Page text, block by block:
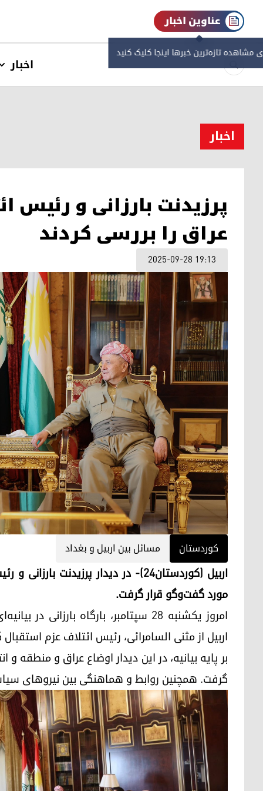
عناوین اخبار
مشاهده‌ تازه‌ترین خبرها اینجا کلیک کنید
اخبار
اخبار
پرزیدنت بارزانی و رئیس
عراق را بررسی کردند
2025-09-28 19:13
کوردستان مسائل بین اربیل و بغداد
اربیل (کوردستان٢٤)- در دیدار
مورد گفت‌وگو قرار گرفت.
امروز یکشنبه ۲۸ سپتامبر، بارگاه
اربیل از مثنی السامرائی، رئیس ائتلاف عزم
بر پایه بیانیه، در این دیدار اوضاع عراق و منطقه
گرفت. همچنین روابط و هماهنگی بین نیروهای